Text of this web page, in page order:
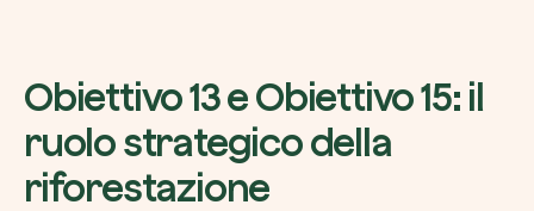
Obiettivo 13 e Obiettivo 15: il
ruolo strategico della
riforestazione